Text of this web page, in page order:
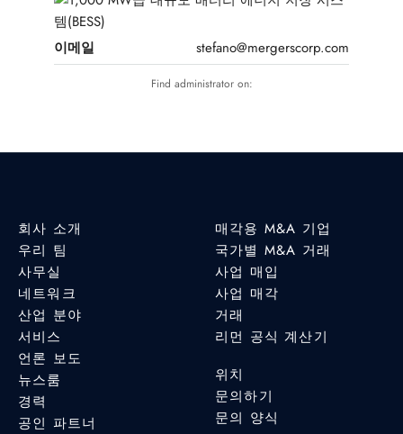
이메일 stefano@mergerscorp.com
Find administrator on:
회사 소개
우리 팀
사무실
네트워크
산업 분야
서비스
언론 보도
뉴스룸
경력
공인 파트너
매각용 M&A 기업
국가별 M&A 거래
사업 매입
사업 매각
거래
리먼 공식 계산기
위치
문의하기
문의 양식